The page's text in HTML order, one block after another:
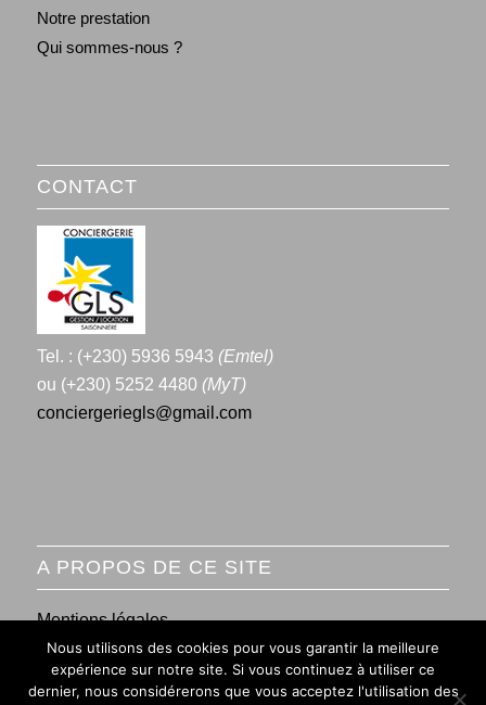
Notre prestation
Qui sommes-nous ?
CONTACT
Tel. : (+230) 5936 5943 (Emtel)
ou (+230) 5252 4480 (MyT)
conciergeriegls@gmail.com
A PROPOS DE CE SITE
Mentions légales
Conditions générales de vente
Nous utilisons des cookies pour vous garantir la meilleure
expérience sur notre site. Si vous continuez à utiliser ce
dernier, nous considérerons que vous acceptez l'utilisation des